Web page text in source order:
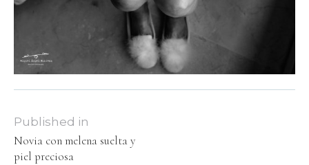
Published in
Novia con melena suelta y
piel preciosa